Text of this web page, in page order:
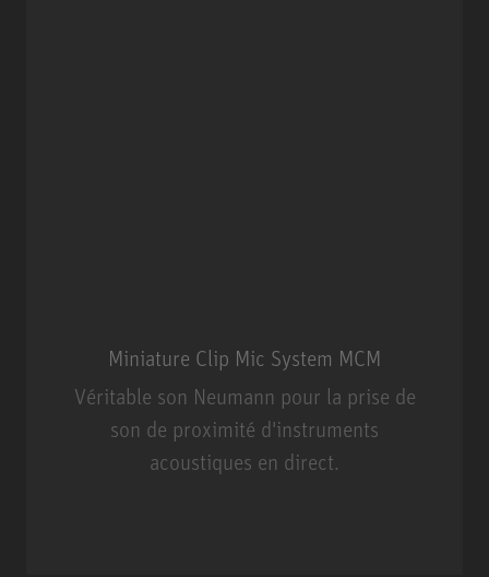
Miniature Clip Mic System MCM
Véritable son Neumann pour la prise de
son de proximité d'instruments
acoustiques en direct.